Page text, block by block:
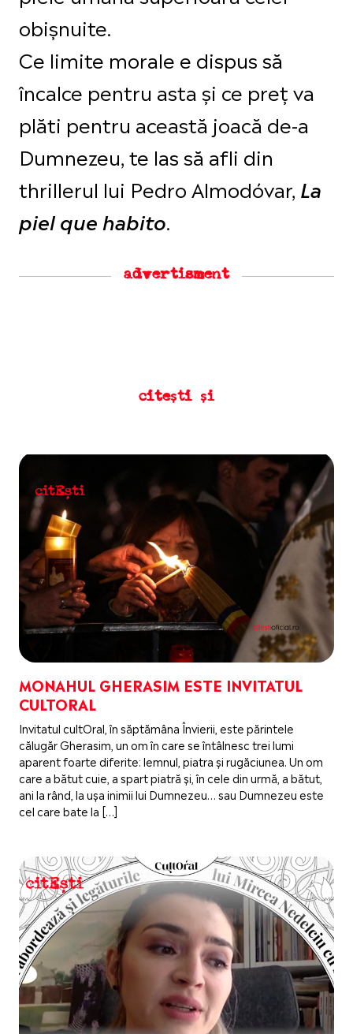
obișnuite.
Ce limite morale e dispus să
încalce pentru asta și ce preț va
plăti pentru această joacă de-a
Dumnezeu, te las să afli din
thrillerul lui Pedro Almodóvar, La
piel que habito.
advertisment
citești și
MONAHUL GHERASIM ESTE INVITATUL
CULTORAL
Invitatul cultOral, în săptămâna Învierii, este părintele
călugăr Gherasim, un om în care se întâlnesc trei lumi
aparent foarte diferite: lemnul, piatra și rugăciunea. Un om
care a bătut cuie, a spart piatră și, în cele din urmă, a bătut,
ani la rând, la ușa inimii lui Dumnezeu… sau Dumnezeu este
cel care bate la […]